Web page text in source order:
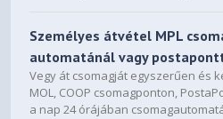
Személyes átvétel MPL
automatánál vagy
Vegy át csomagját egyszerűen és
MOL, COOP csomagponton,
a nap 24 órájában